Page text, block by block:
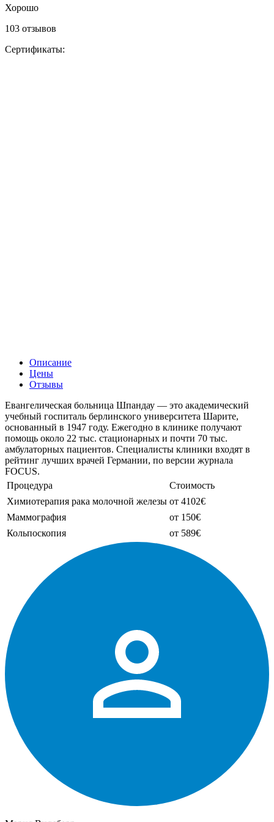
Хорошо
103 отзывов
Сертификаты:
Описание
Цены
Отзывы
Евангелическая больница Шпандау — это академический
учебный госпиталь берлинского университета Шарите,
основанный в 1947 году. Ежегодно в клинике получают
помощь около 22 тыс. стационарных и почти 70 тыс.
амбулаторных пациентов. Специалисты клиники входят в
рейтинг лучших врачей Германии, по версии журнала
FOCUS.
Процедура
Стоимость
Химиотерапия рака молочной железы от 4102€
Маммография
от 150€
Кольпоскопия
от 589€